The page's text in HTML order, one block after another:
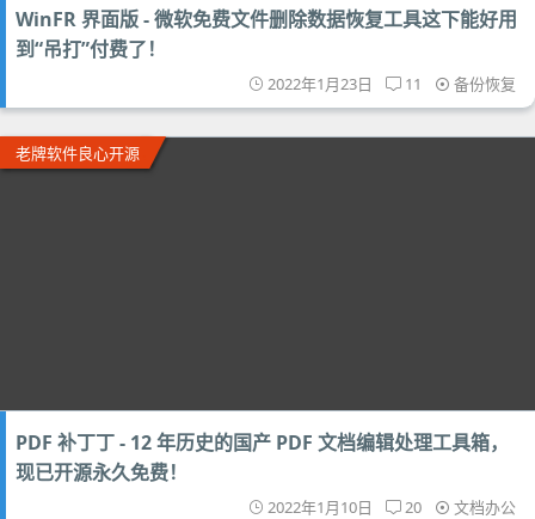
WinFR 界面版 - 微软免费文件删除数据恢复工具这下能好用
到“吊打”付费了！
2022年1月23日 11 备份恢复
老牌软件良心开源
PDF 补丁丁 - 12 年历史的国产 PDF 文档编辑处理工具箱，
现已开源永久免费！
2022年1月10日 20 文档办公